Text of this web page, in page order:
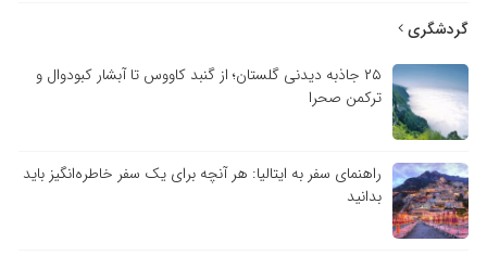
گردشگری
۲۵ جاذبه دیدنی گلستان؛ از گنبد کاووس تا آبشار کبودوال و
ترکمن صحرا
راهنمای سفر به ایتالیا: هر آنچه برای یک سفر خاطره‌انگیز باید
بدانید